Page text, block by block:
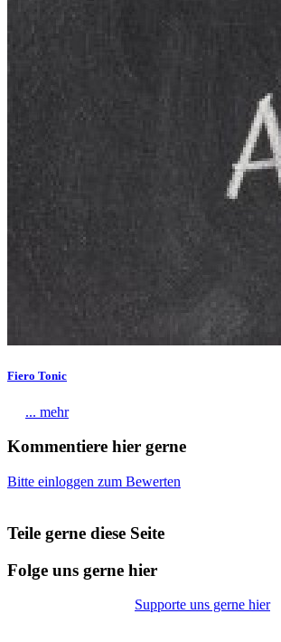
Fiero Tonic
... mehr
Kommentiere hier gerne
Bitte einloggen zum Bewerten
Teile gerne diese Seite
Folge uns gerne hier
Supporte uns gerne hier